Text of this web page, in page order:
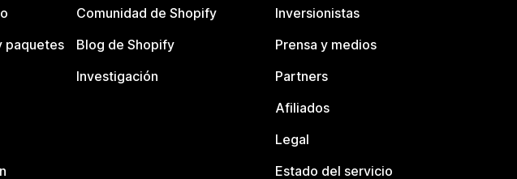
paquetes
Comunidad de Shopify
Blog de Shopify
Investigación
Inversionistas
Prensa y medios
Partners
Afiliados
Legal
Estado del servicio